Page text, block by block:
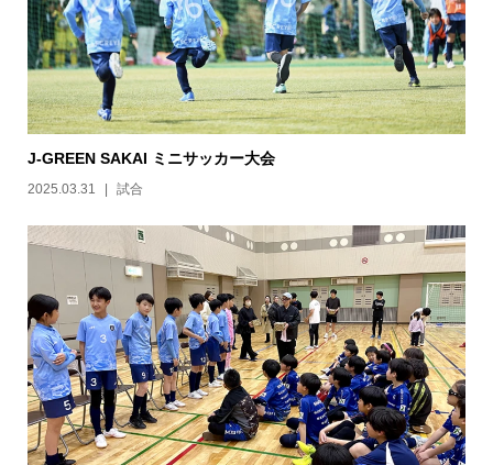
J-GREEN SAKAI ミニサッカー大会
2025.03.31 試合